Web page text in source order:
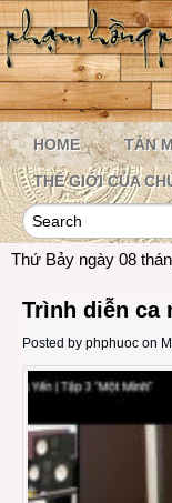
HOME TẢN
THẾ GIỚI CỦA
Thứ Bảy ngày 08
Trình diễn ca
Posted by phphuoc on